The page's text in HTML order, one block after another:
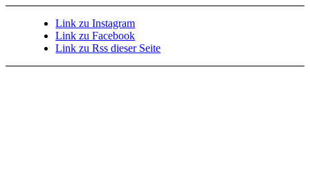
Link zu Instagram
Link zu Facebook
Link zu Rss dieser Seite